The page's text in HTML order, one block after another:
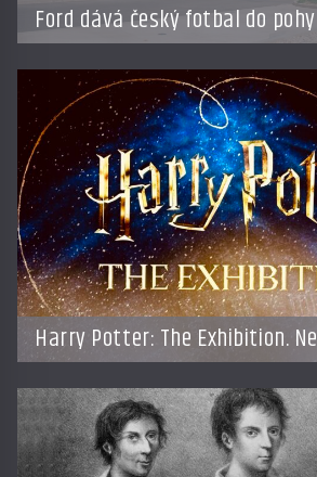
Ford dává český fotbal do
novým partnerem FAČR
Harry Potter: The Exhibition.
zahájena…